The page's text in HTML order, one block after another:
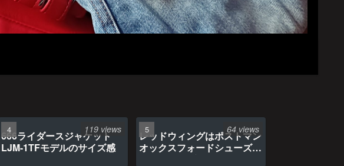
666ライダースジャケット
LJM-1TFモデルのサイズ感
119 views
レッドウィングはポストマン
オックスフォードシューズ約
1年間の経年変化
64 views